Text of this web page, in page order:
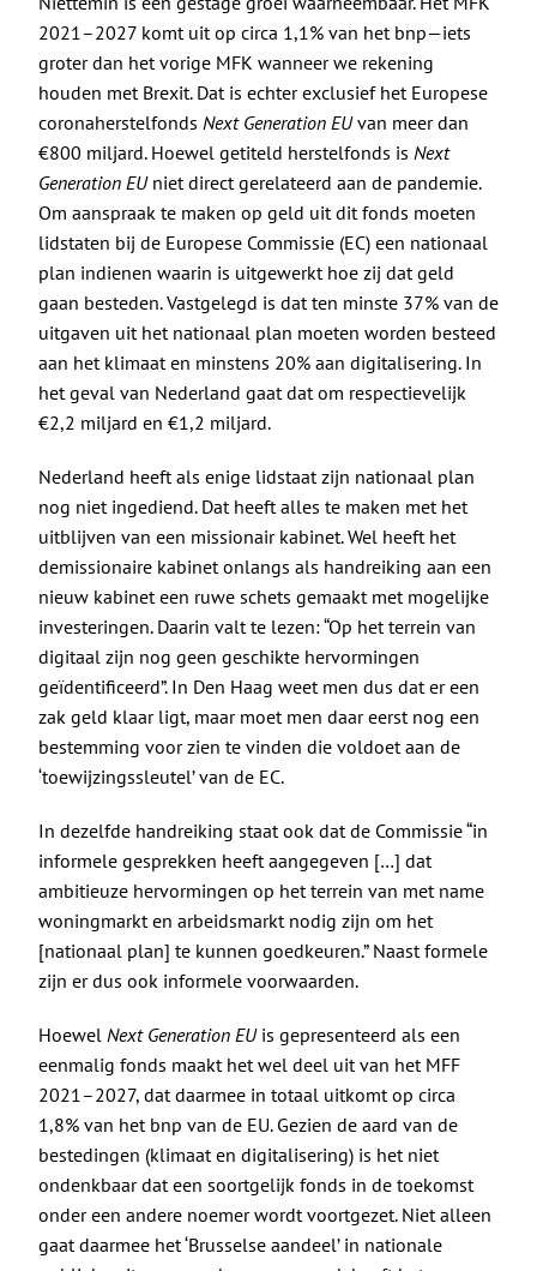
2021–2027 komt uit op circa 1,1% van het bnp—iets
groter dan het vorige MFK wanneer we rekening
houden met Brexit. Dat is echter exclusief het Europese
coronaherstelfonds Next Generation EUvan meer dan
€800 miljard. Hoewel getiteld herstelfonds is Next
Generation EU niet direct gerelateerd aan de pandemie.
Om aanspraak te maken op geld uit dit fonds moeten
lidstaten bij de Europese Commissie (EC) een nationaal
plan indienen waarin is uitgewerkt hoe zij dat geld
gaan besteden. Vastgelegd is dat ten minste 37% van de
uitgaven uit het nationaal plan moeten worden besteed
aan het klimaat en minstens 20% aan digitalisering. In
het geval van Nederland gaat dat om respectievelijk
€2,2 miljard en €1,2 miljard.
Nederland heeft als enige lidstaat zijn nationaal plan
nog niet ingediend. Dat heeft alles te maken met het
uitblijven van een missionair kabinet. Wel heeft het
demissionaire kabinet onlangs als handreiking aan een
nieuw kabinet een ruwe schets gemaakt met mogelijke
investeringen. Daarin valt te lezen: “Op het terrein van
digitaal zijn nog geen geschikte hervormingen
geïdentificeerd”. In Den Haag weet men dus dat er een
zak geld klaar ligt, maar moet men daar eerst nog een
bestemming voor zien te vinden die voldoet aan de
‘toewijzingssleutel’ van de EC.
In dezelfde handreiking staat ook dat de Commissie “in
informele gesprekken heeft aangegeven […] dat
ambitieuze hervormingen op het terrein van met name
woningmarkt en arbeidsmarkt nodig zijn om het
[nationaal plan] te kunnen goedkeuren.” Naast formele
zijn er dus ook informele voorwaarden.
Hoewel Next Generation EU is gepresenteerd als een
eenmalig fonds maakt het wel deel uit van het MFF
2021–2027, dat daarmee in totaal uitkomt op circa
1,8% van het bnp van de EU. Gezien de aard van de
bestedingen (klimaat en digitalisering) is het niet
ondenkbaar dat een soortgelijk fonds in de toekomst
onder een andere noemer wordt voortgezet. Niet alleen
gaat daarmee het ‘Brusselse aandeel’ in nationale